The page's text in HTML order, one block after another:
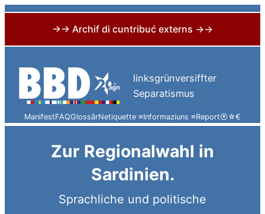
→→ Archif di cuntribuć externs →→
content
linksgrünversiffter
Separatismus
ManifestFAQGlossârNetiquette ≡Informaziuns ≡Report⦿☆€
Zur Regionalwahl in
Sardinien.
Sprachliche und politische